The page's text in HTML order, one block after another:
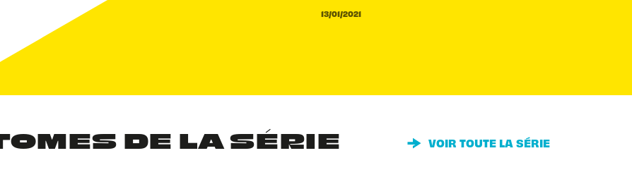
13/01/2021
DE LA SÉRIE VOIR TOUTE LA SÉRIE